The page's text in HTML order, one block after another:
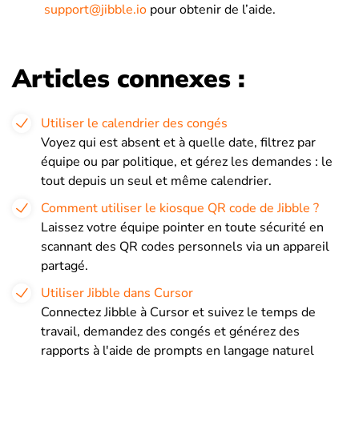
support@jibble.io pour obtenir de l’aide.
Articles connexes :
Utiliser le calendrier des congés
Voyez qui est absent et à quelle date, filtrez par
équipe ou par politique, et gérez les demandes : le
tout depuis un seul et même calendrier.
Comment utiliser le kiosque QR code de Jibble ?
Laissez votre équipe pointer en toute sécurité en
scannant des QR codes personnels via un appareil
partagé.
Utiliser Jibble dans Cursor
Connectez Jibble à Cursor et suivez le temps de
travail, demandez des congés et générez des
rapports à l'aide de prompts en langage naturel